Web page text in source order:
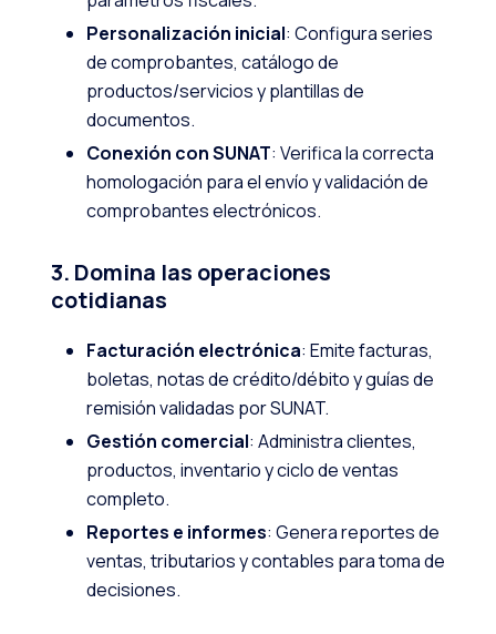
Personalización inicial: Configura series
de comprobantes, catálogo de
productos/servicios y plantillas de
documentos.
Conexión con SUNAT: Verifica la correcta
homologación para el envío y validación de
comprobantes electrónicos.
3. Domina las operaciones
cotidianas
Facturación electrónica: Emite facturas,
boletas, notas de crédito/débito y guías de
remisión validadas por SUNAT.
Gestión comercial: Administra clientes,
productos, inventario y ciclo de ventas
completo.
Reportes e informes: Genera reportes de
ventas, tributarios y contables para toma de
decisiones.